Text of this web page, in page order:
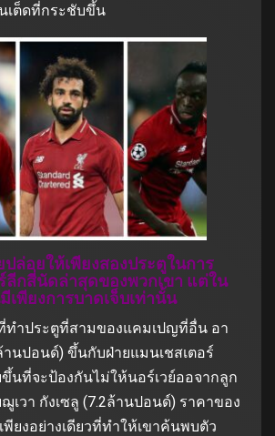
เต็ดที่กระชับขึ้น
ล่อยให้เพียงสองประตูในการ
ลีกสี่นัดล่าสุดของพวกเขา แต่ใน
พียงการบาดเจ็บเท่านั้น
ทำประตูที่สามของแคมเปญที่อื่น อา
านปอนด์) ขึ้นกับฝ่ายแมนเชสเตอร์
นที่จะป้องกันไม่ให้นอร์เวย์ออจากลูก
เวา กังเซลู (7.2ล้านปอนด์) ราคาของ
พียงอย่างเดียวที่ทำให้เขาค้นพบตัว